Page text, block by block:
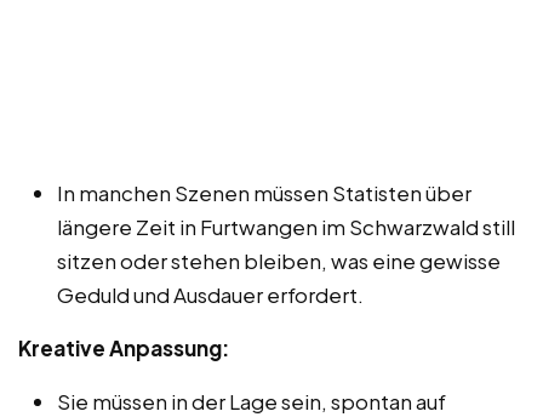
In manchen Szenen müssen Statisten über
längere Zeit in Furtwangen im Schwarzwald still
sitzen oder stehen bleiben, was eine gewisse
Geduld und Ausdauer erfordert.
Kreative Anpassung:
Sie müssen in der Lage sein, spontan auf